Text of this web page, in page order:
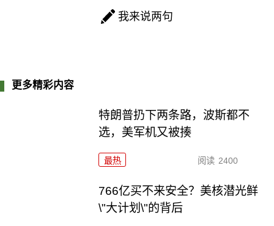
我来说两句
更多精彩内容
特朗普扔下两条路，波斯都不
选，美军机又被揍
最热 阅读 2400
766亿买不来安全？美核潜光鲜
\"大计划\"的背后